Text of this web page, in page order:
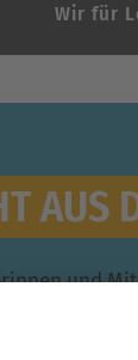
Wir für
AUS
und